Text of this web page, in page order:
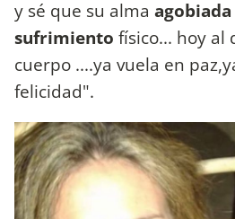
y sé que su alma agobiada
sufrimiento físico... hoy al
cuerpo ....ya vuela en
felicidad".